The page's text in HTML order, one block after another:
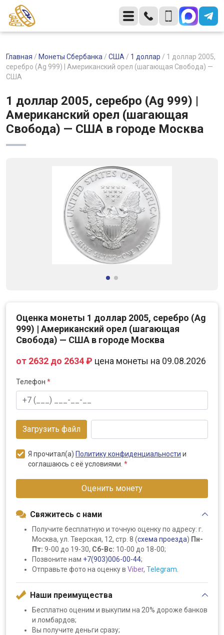
Главная / Монеты Сбербанка / США / 1 доллар / 1 доллар 2005,
серебро (Ag 999) | Американский орел (шагающая Свобода) —
США
1 доллар 2005, серебро (Ag 999) |
Американский орел (шагающая
Свобода) — США в городе Москва
Оценка монеты 1 доллар 2005, серебро (Ag
999) | Американский орел (шагающая
Свобода) — США в городе Москва
от 2632 до 2634 ₽ цена монеты на 09.08.2026
Телефон *
Загрузить файл
Я прочитал(а) Политику конфиденциальности и
соглашаюсь с её условиями. *
Оценить монету
Свяжитесь с нами
Получите бесплатную и точную оценку по адресу: г.
Москва, ул. Тверская, 12, стр. 8 (схема проезда) Пн-
Пт: 9-00 до 19-30, Сб-Вс: 10-00 до 18-00;
Позвоните нам +7(903)006-00-44;
Отправьте фото на оценку в Viber, Telegram.
Наши преимущества
Бесплатно оценим и выкупим на 20% дороже банков
и ломбардов;
Вы получите деньги сразу;